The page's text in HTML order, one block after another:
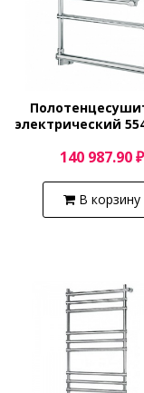
электрический
5544703GOPB
140 987.90 ₽
В корзину